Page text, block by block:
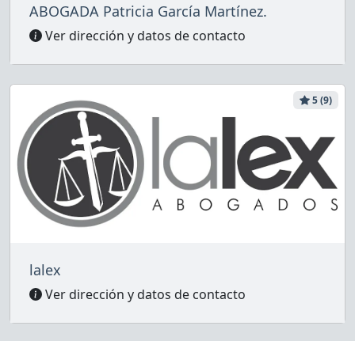
ABOGADA Patricia García Martínez.
Ver dirección y datos de contacto
5 (9)
lalex
Ver dirección y datos de contacto